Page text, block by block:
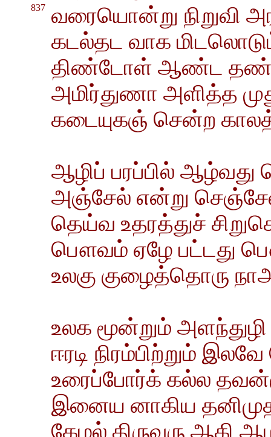
837 வரையொன்று நிறுவி
கடல்தட வாக
திண்டோள் ஆண்ட
அமிர்துணா அளித்த
கடையுகஞ் சென்ற
ஆழிப் பரப்பில் ஆழ்வது
அஞ்சேல் என்று
தெய்வ உதரத்துச்
பௌவம் ஏழே பட்டது
உலகு குழைத்தொரு
உலக மூன்றும்
ஈரடி நிரம்பிற்றும் இலவே
உரைப்போர்க் கல்ல
இனைய னாகிய
கேழல் திருவுரு ஆகி